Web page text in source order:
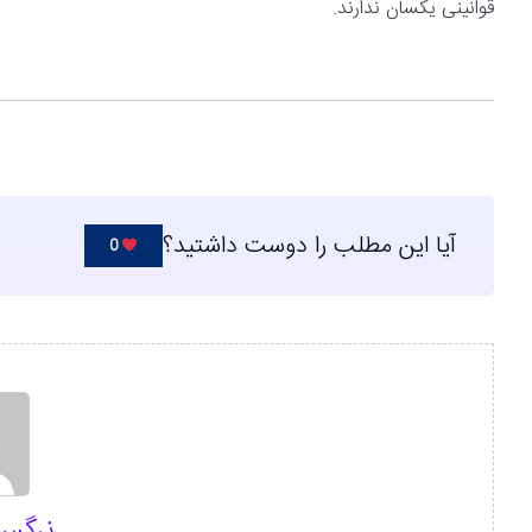
قوانینی یکسان ندارند.
آیا این مطلب را دوست داشتید؟ 0